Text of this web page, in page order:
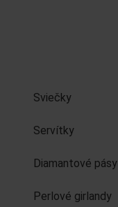
Sviečky
Servítky
Diamantové pásy
Perlové girlandy